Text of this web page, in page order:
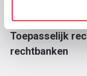
laten gebeuren,
Toepasselijk
rechtbanken